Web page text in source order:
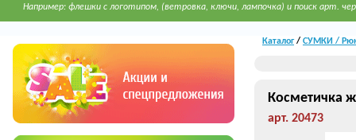
Например: флешки с логотипом, (ветровка, ключи, лампочка) и поиск арт.
Каталог/ СУМКИ /
Косметичка
арт. 20473